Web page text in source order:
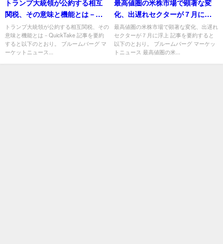
トランプ大統領が公約する相互
関税、その意味と機能とは－
QuickTake
トランプ大統領が公約する相互関税、その
意味と機能とは－QuickTake 記事を要約
すると以下のとおり。 ブルームバーグ マ
ーケットニュース...
最高値圏の米株市場で顕著な変
化、出遅れセクターが７月に浮
上
最高値圏の米株市場で顕著な変化、出遅れ
セクターが７月に浮上 記事を要約すると
以下のとおり。 ブルームバーグ マーケッ
トニュース 最高値圏の米...